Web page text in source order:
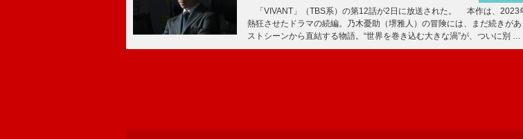
「VIVANT」（TBS系）の第12話が2日に放送された。 本作は、2023
熱狂させたドラマの続編。乃木憂助（堺雅人）の冒険には、まだ続きが
ストシーンから直結する物語。“世界を巻き込む大きな渦”が、ついに別 …